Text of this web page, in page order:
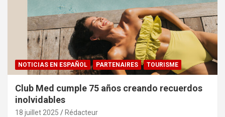
NOTICIAS EN ESPAÑOL PARTENAIRES TOURISME
Club Med cumple 75 años creando recuerdos
inolvidables
18 juillet 2025 Rédacteur